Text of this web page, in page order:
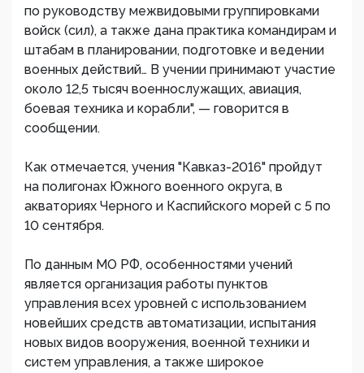
по руководству межвидовыми группировками
войск (сил), а также дана практика командирам и
штабам в планировании, подготовке и ведении
военных действий… В учении принимают участие
около 12,5 тысяч военнослужащих, авиация,
боевая техника и корабли", — говорится в
сообщении.
Как отмечается, учения "Кавказ-2016" пройдут
на полигонах Южного военного округа, в
акваториях Черного и Каспийского морей с 5 по
10 сентября.
По данным МО РФ, особенностями учений
является организация работы пунктов
управления всех уровней с использованием
новейших средств автоматизации, испытания
новых видов вооружения, военной техники и
систем управления, а также широкое